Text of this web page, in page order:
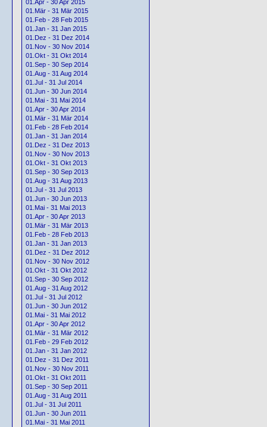
01.Apr - 30 Apr 2015
01.Mär - 31 Mär 2015
01.Feb - 28 Feb 2015
01.Jan - 31 Jan 2015
01.Dez - 31 Dez 2014
01.Nov - 30 Nov 2014
01.Okt - 31 Okt 2014
01.Sep - 30 Sep 2014
01.Aug - 31 Aug 2014
01.Jul - 31 Jul 2014
01.Jun - 30 Jun 2014
01.Mai - 31 Mai 2014
01.Apr - 30 Apr 2014
01.Mär - 31 Mär 2014
01.Feb - 28 Feb 2014
01.Jan - 31 Jan 2014
01.Dez - 31 Dez 2013
01.Nov - 30 Nov 2013
01.Okt - 31 Okt 2013
01.Sep - 30 Sep 2013
01.Aug - 31 Aug 2013
01.Jul - 31 Jul 2013
01.Jun - 30 Jun 2013
01.Mai - 31 Mai 2013
01.Apr - 30 Apr 2013
01.Mär - 31 Mär 2013
01.Feb - 28 Feb 2013
01.Jan - 31 Jan 2013
01.Dez - 31 Dez 2012
01.Nov - 30 Nov 2012
01.Okt - 31 Okt 2012
01.Sep - 30 Sep 2012
01.Aug - 31 Aug 2012
01.Jul - 31 Jul 2012
01.Jun - 30 Jun 2012
01.Mai - 31 Mai 2012
01.Apr - 30 Apr 2012
01.Mär - 31 Mär 2012
01.Feb - 29 Feb 2012
01.Jan - 31 Jan 2012
01.Dez - 31 Dez 2011
01.Nov - 30 Nov 2011
01.Okt - 31 Okt 2011
01.Sep - 30 Sep 2011
01.Aug - 31 Aug 2011
01.Jul - 31 Jul 2011
01.Jun - 30 Jun 2011
01.Mai - 31 Mai 2011